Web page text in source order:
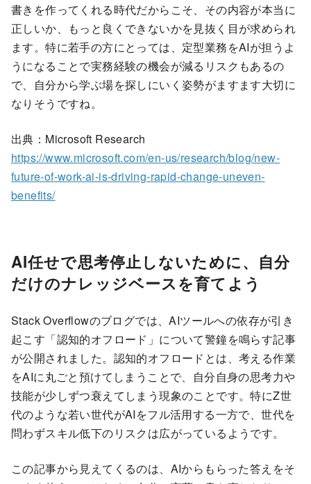
書きを作ってくれる時代だからこそ、その内容が本当に
正しいか、もっと良くできないかを見抜く目が求められ
ます。特に若手の方にとっては、定型業務をAIが担うよ
うになることで実務経験の機会が減るリスクもあるの
で、自分から学ぶ場を探しにいく姿勢がますます大切に
なりそうですね。
出典：Microsoft Research
https://www.microsoft.com/en-us/research/blog/new-
future-of-work-ai-is-driving-rapid-change-uneven-
benefits/
AI任せで思考停止しないために、自分
だけのナレッジベースを育てよう
Stack Overflowのブログでは、AIツールへの依存が引き
起こす「認知的オフロード」について警鐘を鳴らす記事
が公開されました。認知的オフロードとは、考える作業
をAIに丸ごと預けてしまうことで、自分自身の思考力や
技能が少しずつ衰えてしまう現象のことです。特にZ世
代のような若い世代がAIをフル活用する一方で、世代を
問わずスキル低下のリスクは広がっているようです。
この記事から見えてくるのは、AIからもらった答えをそ